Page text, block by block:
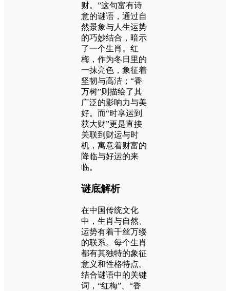
财。”这句富有诗
意的谜语，通过自
然景象与人生运势
的巧妙结合，暗示
了一个生肖。红
梅，作为冬日里的
一抹亮色，象征着
坚韧与高洁；“香
万树”则描绘了其
广泛的影响力与美
好。而“时享运到
获大财”更是直接
关联到财运与时
机，寓意着财富的
降临与好运的来
临。
谜底解析
在中国传统文化
中，生肖与自然、
运势有着千丝万缕
的联系。每个生肖
都有其独特的象征
意义和性格特点。
结合谜语中的关键
词，“红梅”、“香